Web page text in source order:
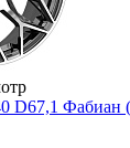
D67,1